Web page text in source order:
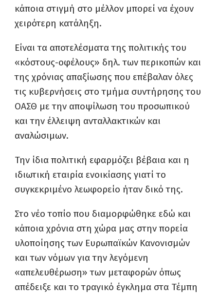
κάποια στιγμή στο μέλλον μπορεί να έχουν
χειρότερη κατάληξη.
Είναι τα αποτελέσματα της πολιτικής του
«κόστους-οφέλους» δηλ. των περικοπών και
της χρόνιας απαξίωσης που επέβαλαν όλες
τις κυβερνήσεις στο τμήμα συντήρησης του
ΟΑΣΘ με την αποψίλωση του προσωπικού
και την έλλειψη ανταλλακτικών και
αναλώσιμων.
Την ίδια πολιτική εφαρμόζει βέβαια και η
ιδιωτική εταιρία ενοικίασης γιατί το
συγκεκριμένο λεωφορείο ήταν δικό της.
Στο νέο τοπίο που διαμορφώθηκε εδώ και
κάποια χρόνια στη χώρα μας στην πορεία
υλοποίησης των Ευρωπαϊκών Κανονισμών
και των νόμων για την λεγόμενη
«απελευθέρωση» των μεταφορών όπως
απέδειξε και το τραγικό έγκλημα στα Τέμπη